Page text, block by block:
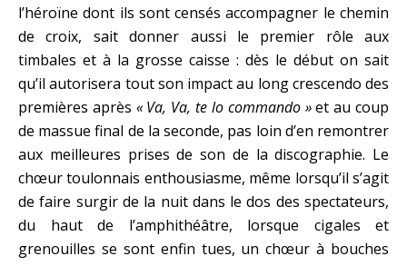
l’héroïne dont ils sont censés accompagner le chemin
de croix, sait donner aussi le premier rôle aux
timbales et à la grosse caisse : dès le début on sait
qu’il autorisera tout son impact au long crescendo des
premières après « Va, Va, te lo commando »et au coup
de massue final de la seconde, pas loin d’en remontrer
aux meilleures prises de son de la discographie. Le
chœur toulonnais enthousiasme, même lorsqu’il s’agit
de faire surgir de la nuit dans le dos des spectateurs,
du haut de l’amphithéâtre, lorsque cigales et
grenouilles se sont enfin tues, un chœur à bouches